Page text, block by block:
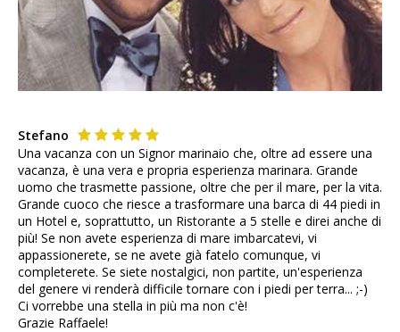
Stefano
Una vacanza con un Signor marinaio che, oltre ad essere una
vacanza, è una vera e propria esperienza marinara. Grande
uomo che trasmette passione, oltre che per il mare, per la vita.
Grande cuoco che riesce a trasformare una barca di 44 piedi in
un Hotel e, soprattutto, un Ristorante a 5 stelle e direi anche di
più! Se non avete esperienza di mare imbarcatevi, vi
appassionerete, se ne avete già fatelo comunque, vi
completerete. Se siete nostalgici, non partite, un'esperienza
del genere vi renderà difficile tornare con i piedi per terra... ;-)
Ci vorrebbe una stella in più ma non c'è!
Grazie Raffaele!